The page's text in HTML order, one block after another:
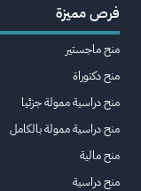
فرص مميزة
منح ماجستير
منح دكتوراة
منح دراسية ممولة جزئيا
منح دراسية ممولة بالكامل
منح مالية
منح دراسية